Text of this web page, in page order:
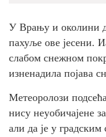
У Врању и околини
пахуље ове јесени.
слабом снежном
изненадила појава
Метеоролози
нису неуобичајене
али да је у